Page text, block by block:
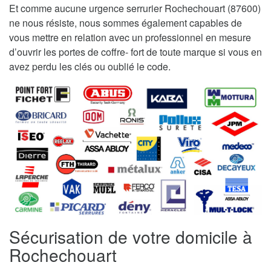
Et comme aucune urgence serrurier Rochechouart (87600)
ne nous résiste, nous sommes également capables de
vous mettre en relation avec un professionnel en mesure
d’ouvrir les portes de coffre- fort de toute marque si vous en
avez perdu les clés ou oublié le code.
Sécurisation de votre domicile à
Rochechouart